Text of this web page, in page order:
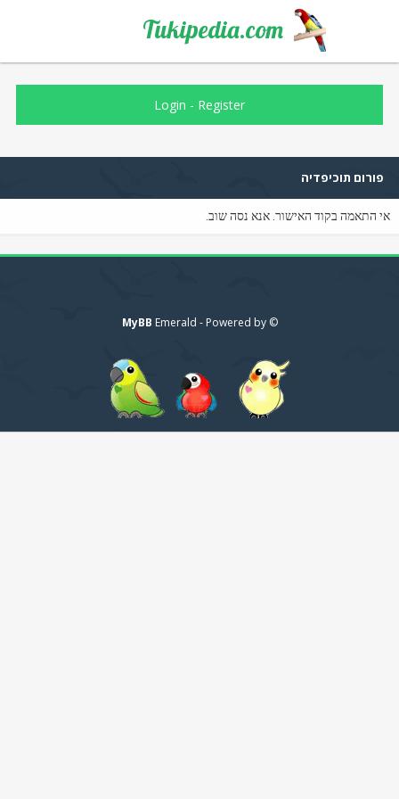
Tukipedia.com
Login - Register
פורום תוכיפדיה
אי התאמה בקוד האישור. אנא נסה שוב.
© Emerald - Powered by
MyBB